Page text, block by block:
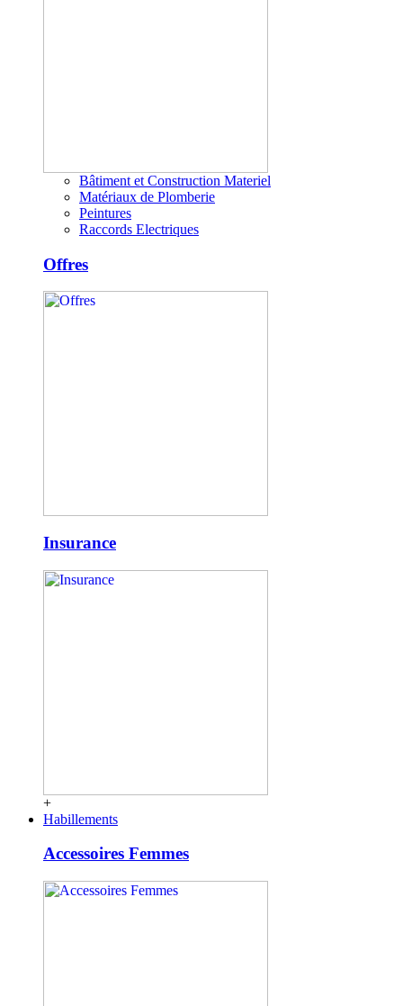
Bâtiment et Construction Materiel
Matériaux de Plomberie
Peintures
Raccords Electriques
Offres
Insurance
+
Habillements
Accessoires Femmes